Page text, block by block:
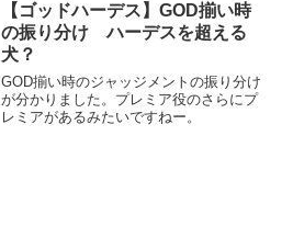
【ゴッドハーデス】GOD揃い時
の振り分け ハーデスを超える
犬？
GOD揃い時のジャッジメントの振り分け
が分かりました。プレミア役のさらにプ
レミアがあるみたいですねー。